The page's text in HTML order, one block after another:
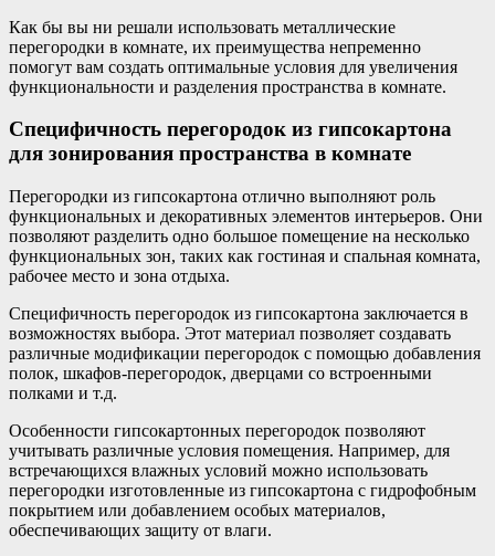
Как бы вы ни решали использовать металлические
перегородки в комнате, их преимущества непременно
помогут вам создать оптимальные условия для увеличения
функциональности и разделения пространства в комнате.
Специфичность перегородок из гипсокартона
для зонирования пространства в комнате
Перегородки из гипсокартона отлично выполняют роль
функциональных и декоративных элементов интерьеров. Они
позволяют разделить одно большое помещение на несколько
функциональных зон, таких как гостиная и спальная комната,
рабочее место и зона отдыха.
Специфичность перегородок из гипсокартона заключается в
возможностях выбора. Этот материал позволяет создавать
различные модификации перегородок с помощью добавления
полок, шкафов-перегородок, дверцами со встроенными
полками и т.д.
Особенности гипсокартонных перегородок позволяют
учитывать различные условия помещения. Например, для
встречающихся влажных условий можно использовать
перегородки изготовленные из гипсокартона с гидрофобным
покрытием или добавлением особых материалов,
обеспечивающих защиту от влаги.